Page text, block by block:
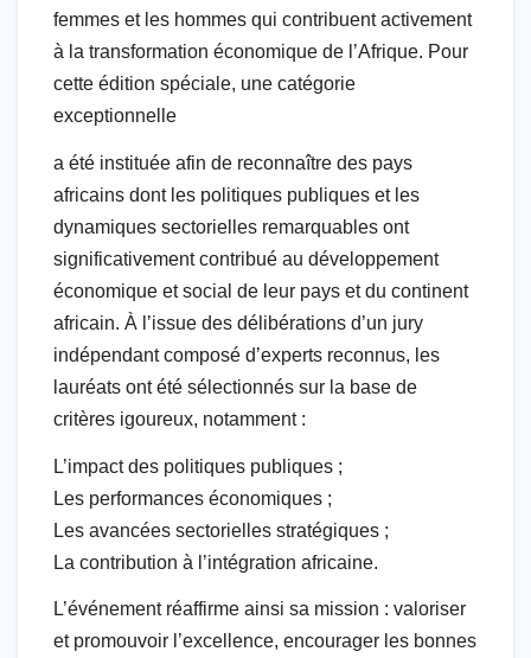
femmes et les hommes qui contribuent activement
à la transformation économique de l’Afrique. Pour
cette édition spéciale, une catégorie
exceptionnelle
a été instituée afin de reconnaître des pays
africains dont les politiques publiques et les
dynamiques sectorielles remarquables ont
significativement contribué au développement
économique et social de leur pays et du continent
africain. À l’issue des délibérations d’un jury
indépendant composé d’experts reconnus, les
lauréats ont été sélectionnés sur la base de
critères igoureux, notamment :
L’impact des politiques publiques ;
Les performances économiques ;
Les avancées sectorielles stratégiques ;
La contribution à l’intégration africaine.
L’événement réaffirme ainsi sa mission : valoriser
et promouvoir l’excellence, encourager les bonnes